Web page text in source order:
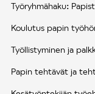
Työryhmähaku:
Koulutus papin
Työllistyminen ja
Papin tehtävät ja